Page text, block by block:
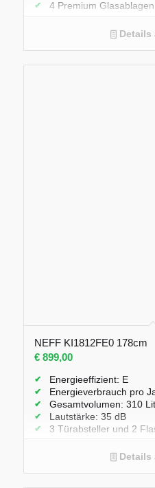
4 Premium Glasablagen
Teleskopauszügen
Edelstahl Rückwand
Details
NEFF KI1812FE0 178cm
€899,00
Energieeffizient: E
Energieverbrauch pro
Gesamtvolumen: 310
Lautstärke: 35 dB
3 Türabsteller und 2
Flexibles Flaschengitter
Details